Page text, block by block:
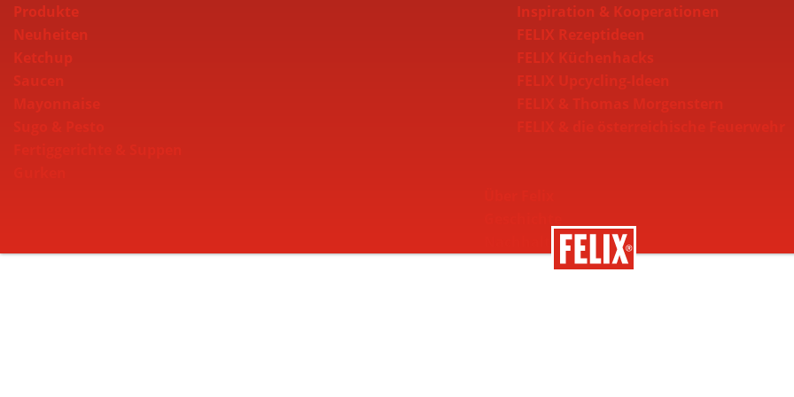
Produkte
Neuheiten
Ketchup
Saucen
Inspiration & Kooperationen
FELIX Rezeptideen
FELIX Küchenhacks
FELIX Upcycling-Ideen
Nachhaltigkeit